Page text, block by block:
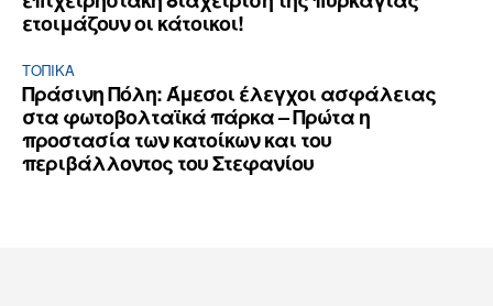
ετοιμάζουν οι κάτοικοι!
ΤΟΠΙΚΑ
Πράσινη Πόλη: Άμεσοι έλεγχοι ασφάλειας
στα φωτοβολταϊκά πάρκα – Πρώτα η
προστασία των κατοίκων και του
περιβάλλοντος του Στεφανίου